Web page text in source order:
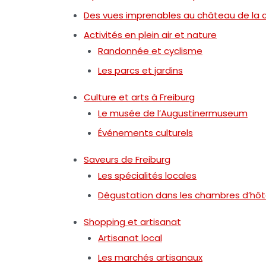
Des vues imprenables au château de la
Activités en plein air et nature
Randonnée et cyclisme
Les parcs et jardins
Culture et arts à Freiburg
Le musée de l’Augustinermuseum
Événements culturels
Saveurs de Freiburg
Les spécialités locales
Dégustation dans les chambres
Shopping et artisanat
Artisanat local
Les marchés artisanaux